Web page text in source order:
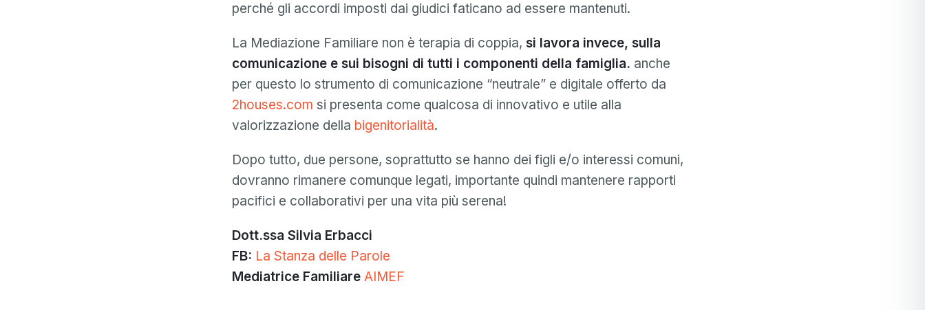
perché gli accordi imposti dai giudici faticano ad essere mantenuti.
La Mediazione Familiare non è terapia di coppia, si lavora invece, sulla
comunicazione e sui bisogni di tutti i componenti della famiglia. anche
per questo lo strumento di comunicazione “neutrale” e digitale offerto da
2houses.com si presenta come qualcosa di innovativo e utile alla
valorizzazione della bigenitorialità.
Dopo tutto, due persone, soprattutto se hanno dei figli e/o interessi comuni,
dovranno rimanere comunque legati, importante quindi mantenere rapporti
pacifici e collaborativi per una vita più serena!
Dott.ssa Silvia Erbacci
FB: La Stanza delle Parole
Mediatrice Familiare AIMEF